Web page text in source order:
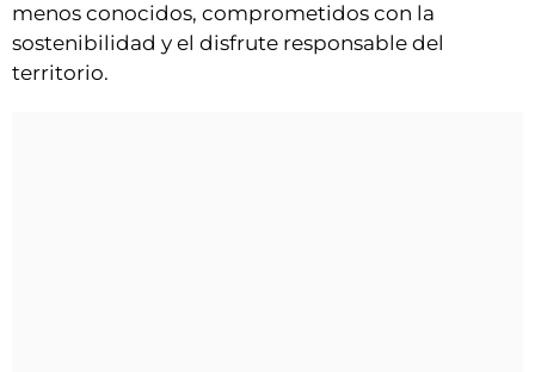
menos conocidos, comprometidos con la
sostenibilidad y el disfrute responsable del
territorio.